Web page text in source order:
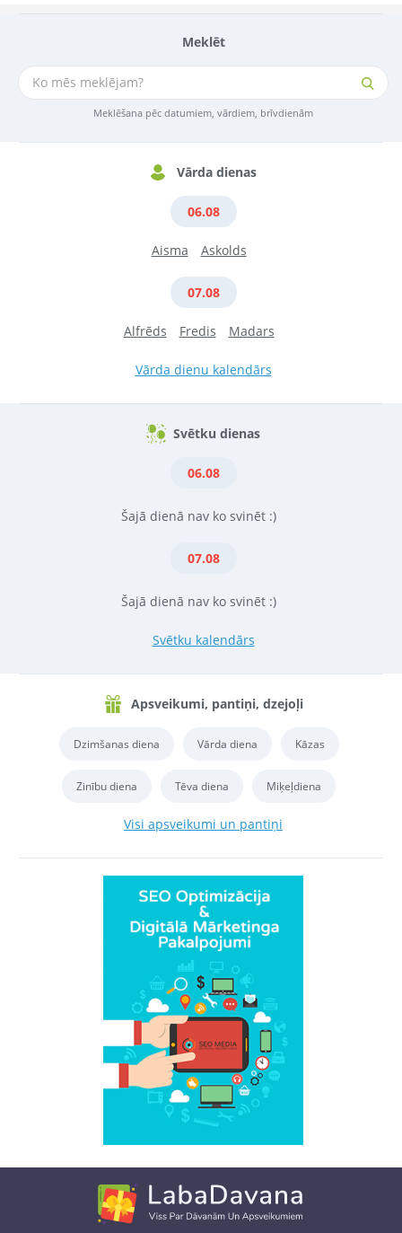
Meklēt
Meklēšana pēc datumiem, vārdiem, brīvdienām
Vārda dienas
06.08
Aisma Askolds
07.08
Alfrēds Fredis Madars
Vārda dienu kalendārs
Svētku dienas
06.08
Šajā dienā nav ko svinēt :)
07.08
Šajā dienā nav ko svinēt :)
Svētku kalendārs
Apsveikumi, pantiņi, dzejoļi
Dzimšanas diena Vārda diena Kāzas
Zinību diena Tēva diena Miķeļdiena
Visi apsveikumi un pantiņi